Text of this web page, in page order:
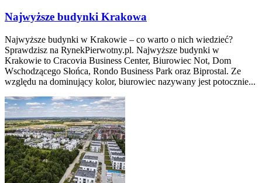
Najwyższe budynki Krakowa
Najwyższe budynki w Krakowie – co warto o nich wiedzieć?
Sprawdzisz na RynekPierwotny.pl. Najwyższe budynki w
Krakowie to Cracovia Business Center, Biurowiec Not, Dom
Wschodzącego Słońca, Rondo Business Park oraz Biprostal. Ze
względu na dominujący kolor, biurowiec nazywany jest potocznie...